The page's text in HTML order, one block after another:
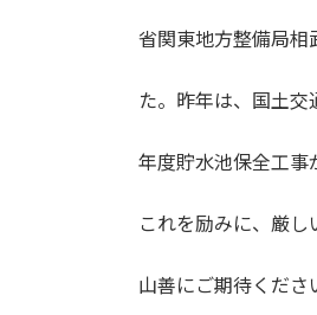
省関東地方整備局相
た。昨年は、国土交
年度貯水池保全工事
これを励みに、厳し
山善にご期待くださ